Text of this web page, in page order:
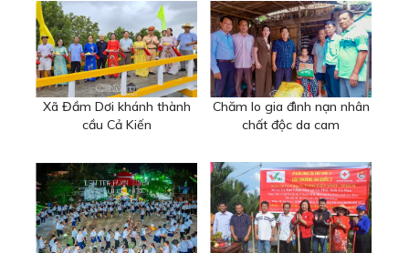
Xã Đầm Dơi khánh thành
cầu Cả Kiến
Chăm lo gia đình nạn nhân
chất độc da cam